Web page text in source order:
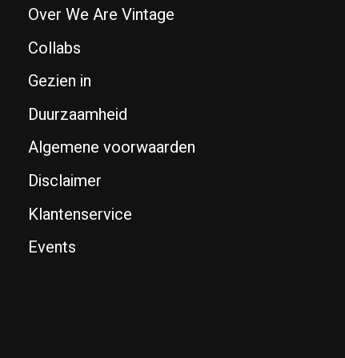
Over We Are Vintage
Collabs
Gezien in
Duurzaamheid
Algemene voorwaarden
Disclaimer
Klantenservice
Events